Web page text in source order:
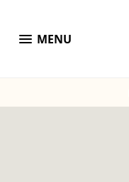
menu MENU